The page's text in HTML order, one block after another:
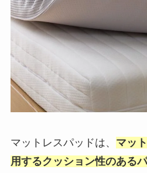
マットレスパッドは、 マッ
用するクッション性のある